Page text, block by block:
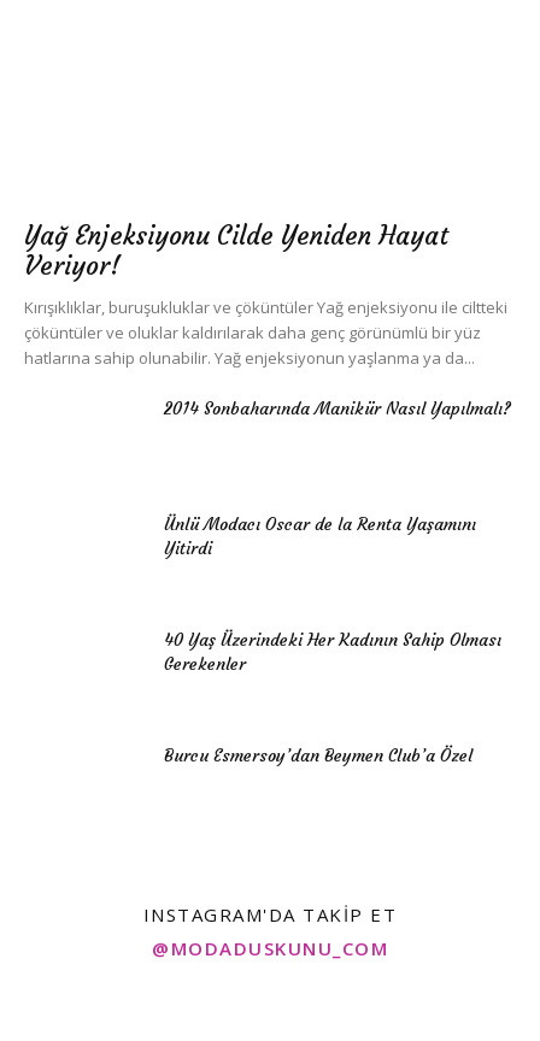
Yağ Enjeksiyonu Cilde Yeniden Hayat
Veriyor!
Kırışıklıklar, buruşukluklar ve çöküntüler Yağ enjeksiyonu ile ciltteki
çöküntüler ve oluklar kaldırılarak daha genç görünümlü bir yüz
hatlarına sahip olunabilir. Yağ enjeksiyonun yaşlanma ya da...
2014 Sonbaharında Manikür Nasıl Yapılmalı?
Ünlü Modacı Oscar de la Renta Yaşamını
Yitirdi
40 Yaş Üzerindeki Her Kadının Sahip Olması
Gerekenler
Burcu Esmersoy’dan Beymen Club’a Özel
INSTAGRAM'DA TAKIP ET
@MODADUSKUNU_COM